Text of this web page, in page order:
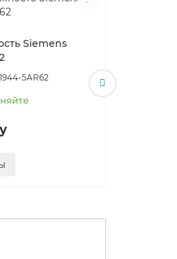
Siemens
5AR62